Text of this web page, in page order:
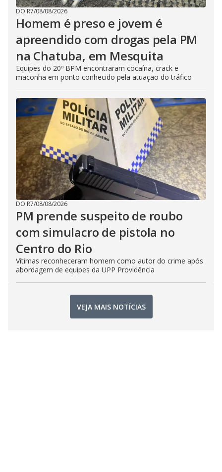
DO R7/08/08/2026
Homem é preso e jovem é
apreendido com drogas pela PM
na Chatuba, em Mesquita
Equipes do 20º BPM encontraram cocaína, crack e
maconha em ponto conhecido pela atuação do tráfico
DO R7/08/08/2026
PM prende suspeito de roubo
com simulacro de pistola no
Centro do Rio
Vítimas reconheceram homem como autor do crime após
abordagem de equipes da UPP Providência
VEJA MAIS NOTÍCIAS